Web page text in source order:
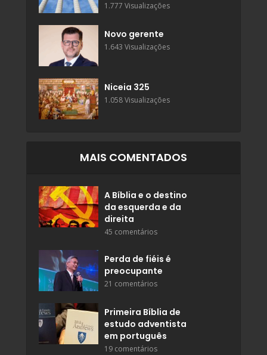
1.777 Visualizações
Novo gerente
1.643 Visualizações
Niceia 325
1.058 Visualizações
MAIS COMENTADOS
A Bíblia e o destino
da esquerda e da
direita
45 comentários
Perda de fiéis é
preocupante
21 comentários
Primeira Bíblia de
estudo adventista
em português
19 comentários